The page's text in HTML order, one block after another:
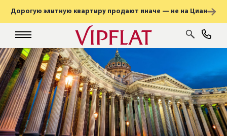
Дорогую элитную квартиру продают иначе — не на Циан